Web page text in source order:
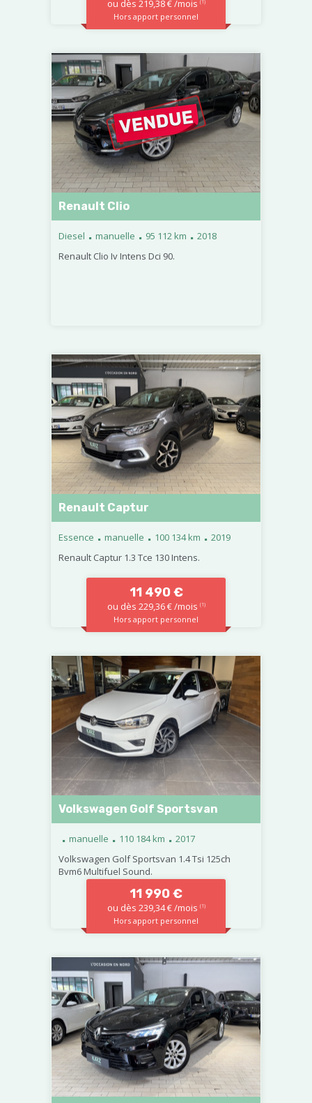
ou dès 219,38 € /mois (1)
Hors apport personnel
Renault Clio
Diesel . manuelle . 95 112 km . 2018
Renault Clio Iv Intens Dci 90.
Renault Captur
Essence . manuelle . 100 134 km . 2019
Renault Captur 1.3 Tce 130 Intens.
11 490 €
ou dès 229,36 € /mois (1)
Hors apport personnel
Volkswagen Golf Sportsvan
. manuelle . 110 184 km . 2017
Volkswagen Golf Sportsvan 1.4 Tsi 125ch
Bvm6 Multifuel Sound.
11 990 €
ou dès 239,34 € /mois (1)
Hors apport personnel